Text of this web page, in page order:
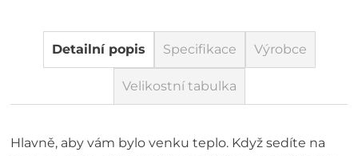
Detailní popis Specifikace Výrobce
Velikostní tabulka
Hlavně, aby vám bylo venku teplo. Když sedíte na